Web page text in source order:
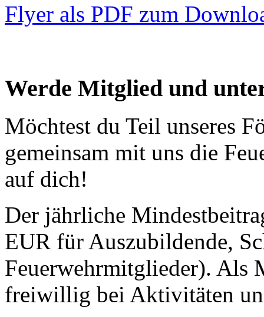
Flyer als PDF zum
Werde Mitglied und
Möchtest du Teil unseres
gemeinsam mit uns die
auf dich!
Der jährliche
EUR für Auszubildende,
Feuerwehrmitglieder). Als
freiwillig bei Aktivitäten